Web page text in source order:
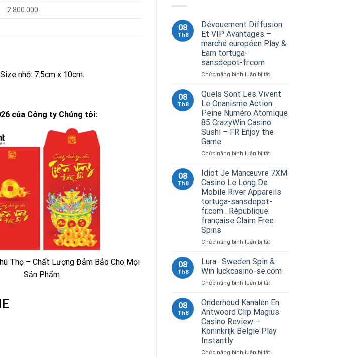
2.800.000
nhỏ: 7.5cm x 10cm.
của Công ty Chúng tôi:
Thọ – Chất Lượng Đảm Bảo Cho Mọi
Sản Phẩm
08
Th8
Dévouement Diffusion
Et VIP Avantages –
marché européen Play &
Earn tortuga-
sansdepot-fr.com
Chức năng bình luận bị tắtở
Diffusion
VIP
Avantages
–
marché
tortuga-
fr.com
08
Th8
Quels Sont Les Vivent
Le Onanisme Action
Peine Numéro Atomique
85 CrazyWin Casino
Sushi – FR Enjoy the
Game
Chức năng bình luận bị tắtở
Sont
Le
Onanisme
Peine
Casino
Sushi
–
the
Game
08
Th8
Idiot Je Manœuvre 7XM
Casino Le Long De
Mobile River Appareils
tortuga-sansdepot-
fr.com . République
française Claim Free
Spins
Chức năng bình luận bị tắtở
Je
7XM
Casino
Long
De
Appareils
sansdepot-
08
Th8
Lura · Sweden Spin &
Win luckcasino-se.com
Chức năng bình luận bị tắtở
Sweden
Spin
Win
se.com
08
Th8
Onderhoud Kanalen En
Antwoord Clip Magius
Casino Review –
Koninkrijk België Play
Instantly
Chức năng bình luận bị tắtở